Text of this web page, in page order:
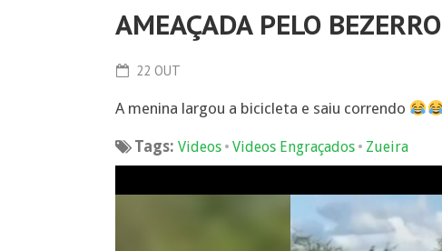
AMEAÇADA PELO BEZERRO
22 OUT
A menina largou a bicicleta e saiu correndo
Tags: Videos • Videos Engraçados • Zueira